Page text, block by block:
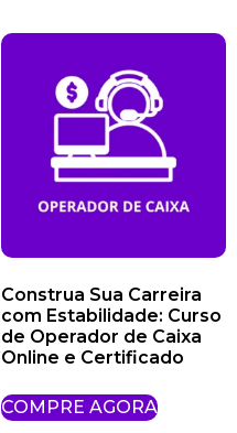
Construa Sua Carreira
com Estabilidade: Curso
de Operador de Caixa
Online e Certificado
COMPRE AGORA